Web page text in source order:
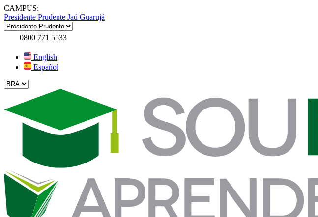
CAMPUS:
Presidente Prudente Jaú Guarujá
0800 771 5533
English
Español